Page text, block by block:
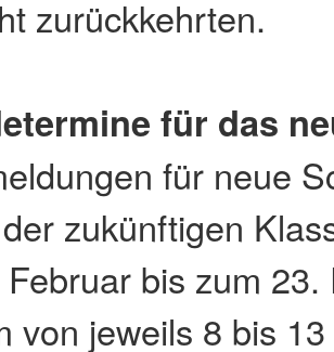
zurückkehrten.
für das
für neue
zukünftigen
bis zum 23.
von jeweils 8 bis